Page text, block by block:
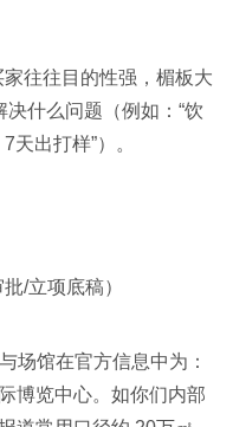
往往目的性强，楣板大
什么问题（例如：“饮
出打样”）。
/立项底稿）
场馆在官方信息中为：
博览中心。如你们内部